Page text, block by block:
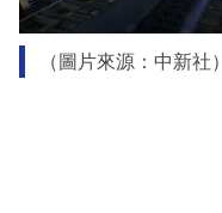
（圖片來源：中新社）